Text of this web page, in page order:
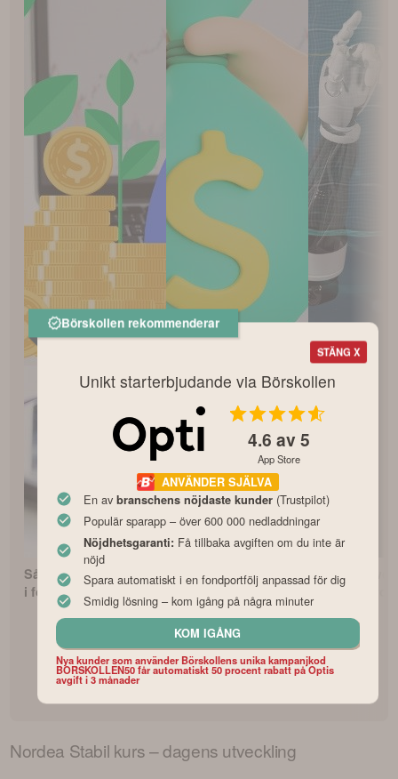
Så börjar du investera
i fonder som nybörjare
Fonderna med bäst
avkastning
Vilken är
bästa
Nordea Stabil kurs – dagens utveckling
STÄNG X
Börskollen rekommenderar
Unikt starterbjudande via Börskollen
4.6 av 5
App Store
ANVÄNDER SJÄLVA
En av branschens nöjdaste kunder(Trustpilot)
Populär sparapp – över 600 000 nedladdningar
Nöjdhetsgaranti: Få tillbaka avgiften om du inte är
nöjd
Spara automatiskt i en fondportfölj anpassad för dig
Smidig lösning – kom igång på några minuter
KOM IGÅNG
Nya kunder som använder Börskollens unika kampanjkod
BORSKOLLEN50 får automatiskt 50 procent rabatt på Optis
avgift i 3 månader